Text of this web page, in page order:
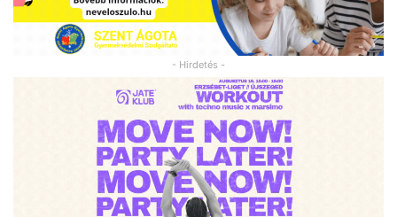
- Hirdetés -